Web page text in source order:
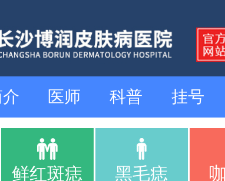
医师 科普 挂号
鲜红斑痣 黑毛痣